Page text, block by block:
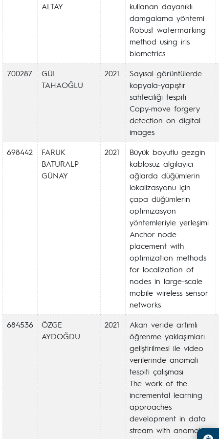
ALTAY
kullanan dayanıklı
damgalama yöntemi
Robust watermarking
method using iris
biometrics
700287
GÜL
TAHAOĞLU
2021
Sayısal görüntülerde
kopyala-yapıştır
sahteciliği tespiti
Copy-move forgery
detection on digital
images
698442
FARUK
BATURALP
GÜNAY
2021
Büyük boyutlu gezgin
kablosuz algılayıcı
ağlarda düğümlerin
lokalizasyonu için
çapa düğümlerin
optimizasyon
yöntemleriyle yerleşimi
Anchor node
placement with
optimization methods
for localization of
nodes in large-scale
mobile wireless sensor
networks
684536
ÖZGE
AYDOĞDU
2021
Akan veride artımlı
öğrenme yaklaşımları
geliştirilmesi ile video
verilerinde anomali
tespiti çalışması
The work of the
incremental learning
approaches
development in data
stream with anomaly